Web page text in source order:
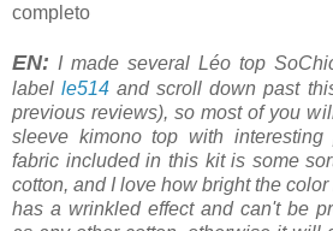
completo
EN: I made several Léo top
labelle514 and scroll down past
previous reviews), so most of you
sleeve kimono top with
fabric included in this kit is some
cotton, and I love how bright the
has a wrinkled effect and can't be